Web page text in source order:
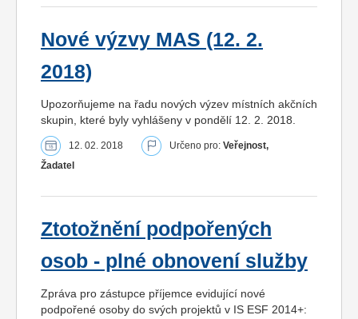
Nové výzvy MAS (12. 2.
2018)
Upozorňujeme na řadu nových výzev místních akčních
skupin, které byly vyhlášeny v pondělí 12. 2. 2018.
12. 02. 2018 Určeno pro: Veřejnost,
Žadatel
Ztotožnění podpořených
osob - plné obnovení služby
Zpráva pro zástupce příjemce evidující nové
podpořené osoby do svých projektů v IS ESF 2014+: